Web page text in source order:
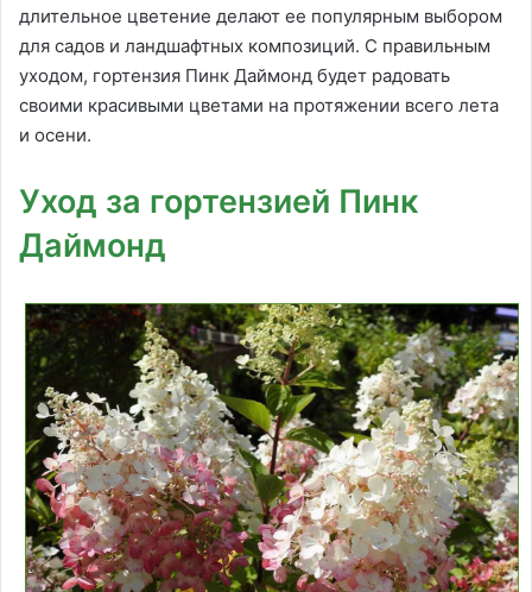
длительное цветение делают ее популярным выбором
для садов и ландшафтных композиций. С правильным
уходом, гортензия Пинк Даймонд будет радовать
своими красивыми цветами на протяжении всего лета
и осени.
Уход за гортензией Пинк
Даймонд